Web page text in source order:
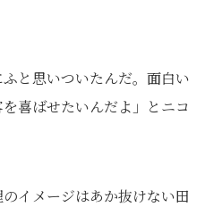
と思いついたんだ。面白い
喜ばせたいんだよ」とニコ
イメージはあか抜けない田